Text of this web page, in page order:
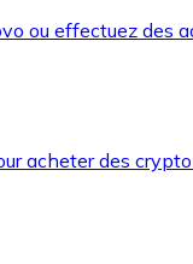
ou effectuez des
acheter des